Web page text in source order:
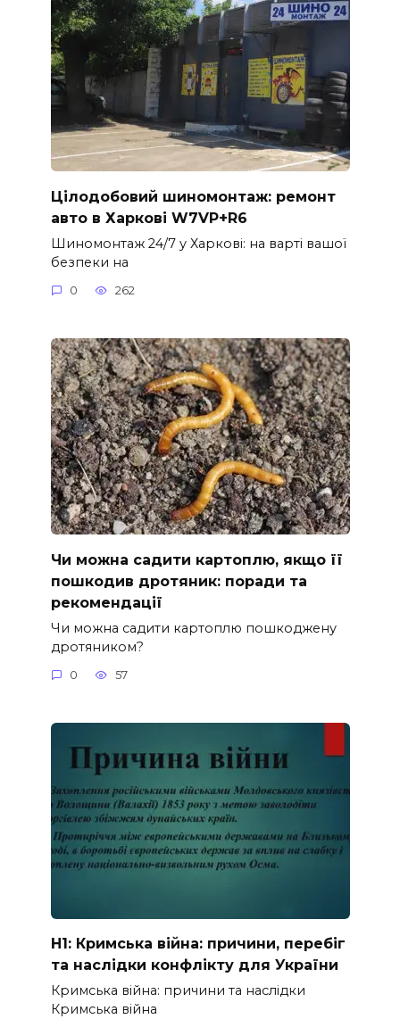
Цілодобовий шиномонтаж: ремонт
авто в Харкові W7VP+R6
Шиномонтаж 24/7 у Харкові: на варті вашої
безпеки на
0 262
Чи можна садити картоплю, якщо її
пошкодив дротяник: поради та
рекомендації
Чи можна садити картоплю пошкоджену
дротяником?
0 57
H1: Кримська війна: причини, перебіг
та наслідки конфлікту для України
Кримська війна: причини та наслідки
Кримська війна